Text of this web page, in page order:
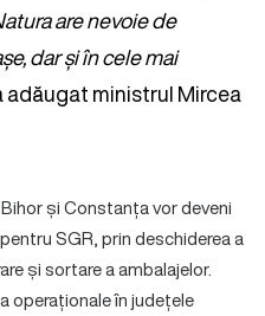
are nevoie de
dar și în cele mai
adăugat ministrul Mircea
și Constanța vor deveni
SGR, prin deschiderea a
și sortare a ambalajelor.
operaționale în județele